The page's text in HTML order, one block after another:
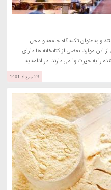
و به عنوان تکیه گاه جامعه و محل
این موارد، بعضی از کتابخانه ها دارای
را به حیرت وا می دارند. در ادامه به
23 مرداد 1401